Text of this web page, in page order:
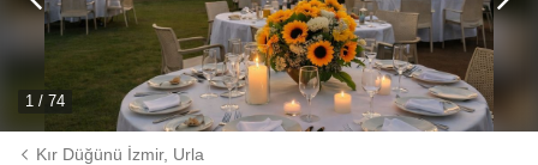
1 / 74
Kır Düğünü İzmir, Urla